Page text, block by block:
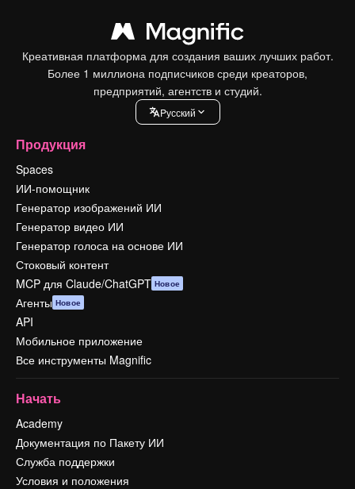
Креативная платформа для создания ваших лучших работ.
Более 1 миллиона подписчиков среди креаторов,
предприятий, агентств и студий.
Pусский
Продукция
Spaces
ИИ-помощник
Генератор изображений ИИ
Генератор видео ИИ
Генератор голоса на основе ИИ
Стоковый контент
MCP для Claude/ChatGPT Новое
Агенты Новое
API
Мобильное приложение
Все инструменты Magnific
Начать
Academy
Документация по Пакету ИИ
Служба поддержки
Условия и положения